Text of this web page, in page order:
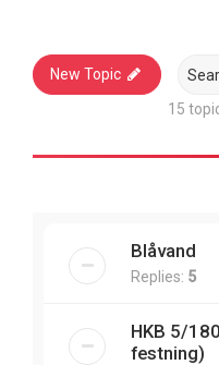
New Topic
15
Blåvand
Replies: 5
HKB 5/
festning)